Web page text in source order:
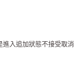
入追加狀態不接受取消